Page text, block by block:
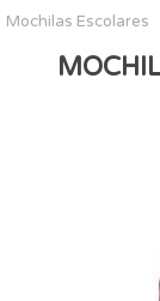
Mochilas Escolares